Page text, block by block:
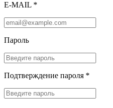
E-MAIL *
Пароль
Подтверждение пароля *